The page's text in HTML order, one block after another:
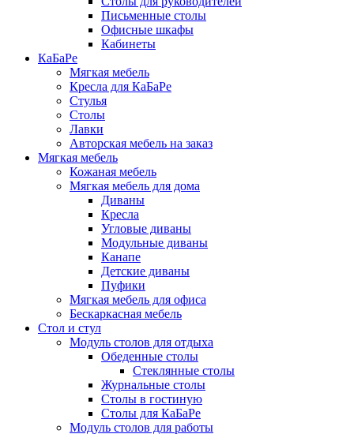
Письменные столы
Офисные шкафы
Кабинеты
КаБаРе
Мягкая мебель
Кресла для КаБаРе
Стулья
Столы
Лавки
Авторская мебель на заказ
Мягкая мебель
Кожаная мебель
Мягкая мебель для дома
Диваны
Кресла
Угловые диваны
Модульные диваны
Канапе
Детские диваны
Пуфики
Мягкая мебель для офиса
Бескаркасная мебель
Стол и стул
Модуль столов для отдыха
Обеденные столы
Стеклянные столы
Журнальные столы
Столы в гостиную
Столы для КаБаРе
Модуль столов для работы